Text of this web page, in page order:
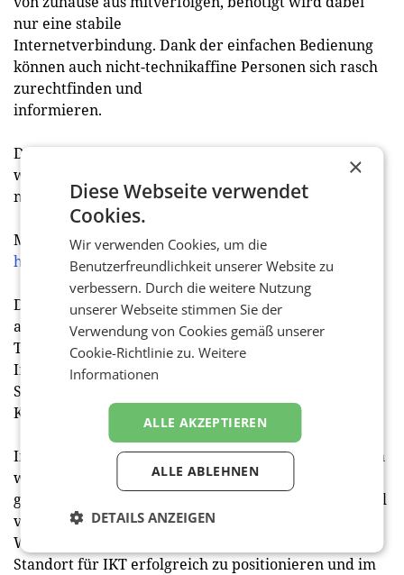
nur eine stabile
Internetverbindung. Dank der einfachen Bedienung
können auch nicht-technikaffine Personen sich rasch
zurechtfinden und
informieren.
Das Motto dieser Veranstaltung: #zusammenstärker -
weil wir trotz der physischen sozialen Distanz nun
mehr denn je zusammenhalten müssen.
Mehr Informationen:
https://zusammenstaerker.derbrutkasten.com
Die Internetoffensive Österreich (IOÖ) versteht sich
als
Thinktank der Digitalwirtschaft und
Interessenvertretung aller
Stakeholder im Bereich Informations- und
Kommunikationstechnologien.
In enger Zusammenarbeit mit den Bundesministerien
werden in den 4 Arbeitsgruppen der IOÖ zahlreiche
gemeinsame Projekte entwickelt. Die Kooperation soll
vor allem den verstärkten Schulterschluss von
Wirtschaft und Politik fördern, um Österreich als
Standort für IKT erfolgreich zu positionieren und im
×
Diese Webseite verwendet
Cookies.
Wir verwenden Cookies, um die
Benutzerfreundlichkeit unserer Website zu
verbessern. Durch die weitere Nutzung
unserer Webseite stimmen Sie der
Verwendung von Cookies gemäß unserer
Cookie-Richtlinie zu.Weitere
Informationen
ALLE AKZEPTIEREN
ALLE ABLEHNEN
DETAILS ANZEIGEN